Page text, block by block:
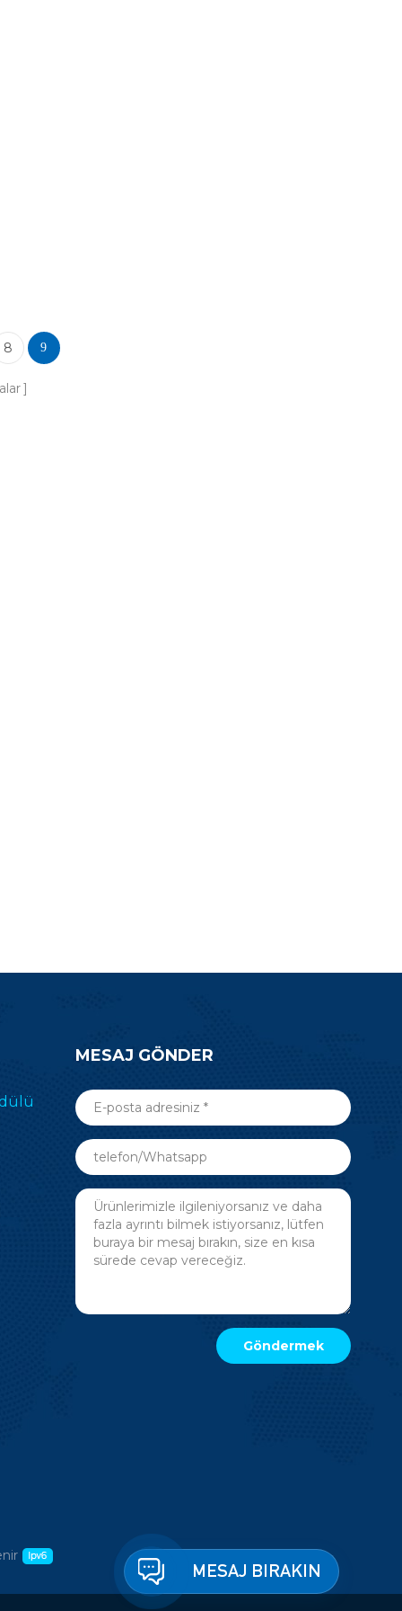
8 9
MESAJ GÖNDER
MESAJ BIRAKIN